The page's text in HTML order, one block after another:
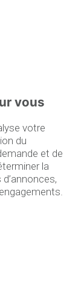
vous
votre
du
et de
la